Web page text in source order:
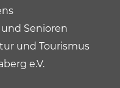
Senioren
und Tourismus
e.V.